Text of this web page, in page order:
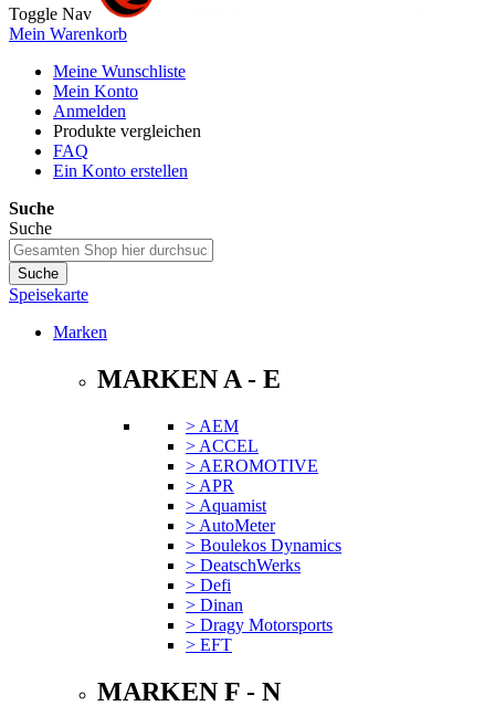
Toggle Nav
Mein Warenkorb
Meine Wunschliste
Mein Konto
Anmelden
Produkte vergleichen
FAQ
Ein Konto erstellen
Suche
Suche
Suche
Speisekarte
Marken
MARKEN A - E
> AEM
> ACCEL
> AEROMOTIVE
> APR
> Aquamist
> AutoMeter
> Boulekos Dynamics
> DeatschWerks
> Defi
> Dinan
> Dragy Motorsports
> EFT
MARKEN F - N